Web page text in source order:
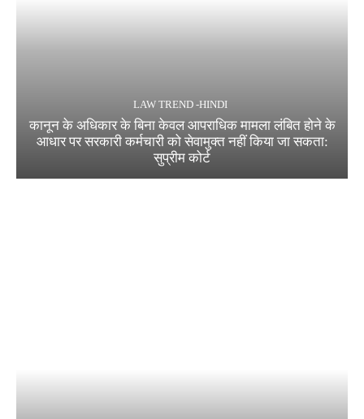
LAW TREND -HINDI
कानून के अधिकार के बिना केवल आपराधिक मामला लंबित होने के
आधार पर सरकारी कर्मचारी को सेवामुक्त नहीं किया जा सकता:
सुप्रीम कोर्ट